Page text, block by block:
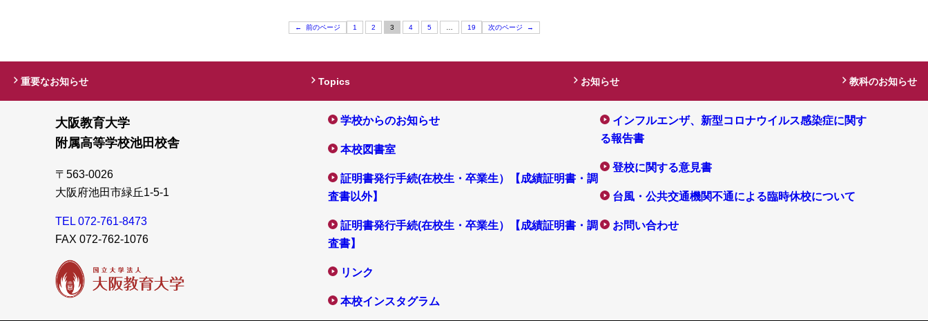
← 前のページ 1 2 3 4 5 … 19 次のページ →
重要なお知らせ Topics お知らせ 教科のお知らせ
大阪教育大学
附属高等学校池田校舎
〒563-0026
大阪府池田市緑丘1-5-1
TEL 072-761-8473
FAX 072-762-1076
学校からのお知らせ
本校図書室
証明書発行手続(在校生・卒業生）【成績証明書・調
査書以外】
証明書発行手続(在校生・卒業生）【成績証明書・調
査書】
リンク
本校インスタグラム
インフルエンザ、新型コロナウイルス感染症に関す
る報告書
登校に関する意見書
台風・公共交通機関不通による臨時休校について
お問い合わせ